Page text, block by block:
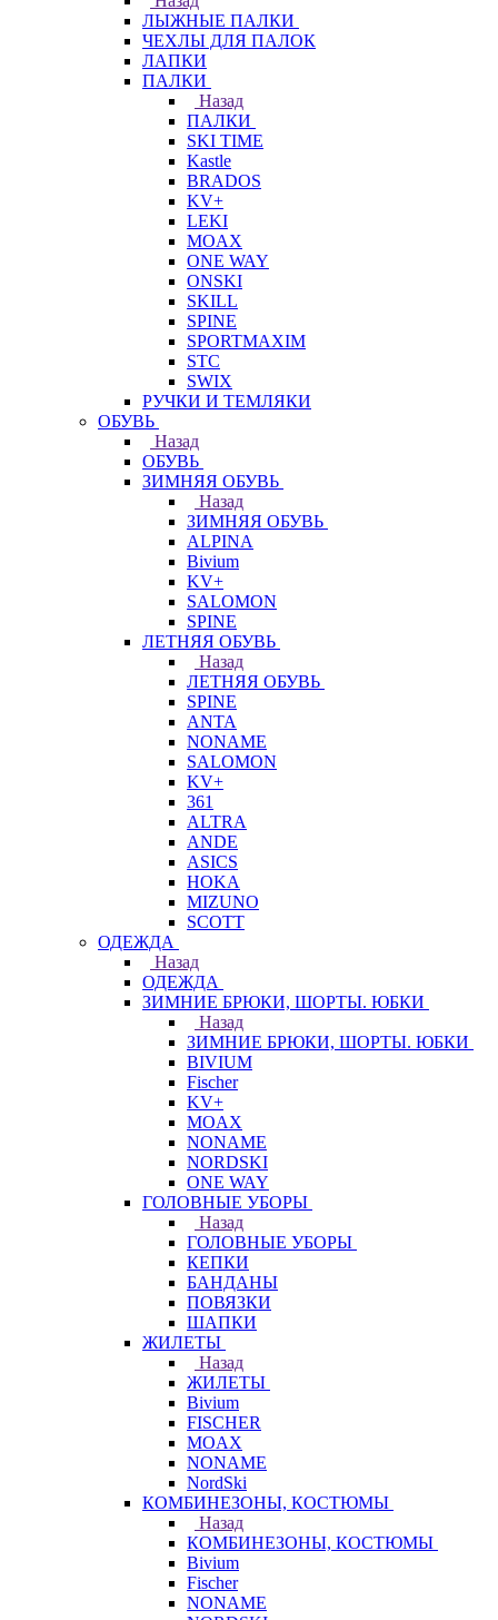
ЛЫЖНЫЕ ПАЛКИ
ЧЕХЛЫ ДЛЯ ПАЛОК
ЛАПКИ
ПАЛКИ
Назад
ПАЛКИ
SKI TIME
Kastle
BRADOS
KV+
LEKI
MOAX
ONE WAY
ONSKI
SKILL
SPINE
SPORTMAXIM
STC
SWIX
РУЧКИ И ТЕМЛЯКИ
ОБУВЬ
Назад
ОБУВЬ
ЗИМНЯЯ ОБУВЬ
Назад
ЗИМНЯЯ ОБУВЬ
ALPINA
Bivium
KV+
SALOMON
SPINE
ЛЕТНЯЯ ОБУВЬ
Назад
ЛЕТНЯЯ ОБУВЬ
SPINE
ANTA
NONAME
SALOMON
KV+
361
ALTRA
ANDE
ASICS
HOKA
MIZUNO
SCOTT
ОДЕЖДА
Назад
ОДЕЖДА
ЗИМНИЕ БРЮКИ, ШОРТЫ. ЮБКИ
Назад
ЗИМНИЕ БРЮКИ, ШОРТЫ. ЮБКИ
BIVIUM
Fischer
KV+
MOAX
NONAME
NORDSKI
ONE WAY
ГОЛОВНЫЕ УБОРЫ
Назад
ГОЛОВНЫЕ УБОРЫ
КЕПКИ
БАНДАНЫ
ПОВЯЗКИ
ШАПКИ
ЖИЛЕТЫ
Назад
ЖИЛЕТЫ
Bivium
FISCHER
MOAX
NONAME
NordSki
КОМБИНЕЗОНЫ, КОСТЮМЫ
Назад
КОМБИНЕЗОНЫ, КОСТЮМЫ
Bivium
Fischer
NONAME